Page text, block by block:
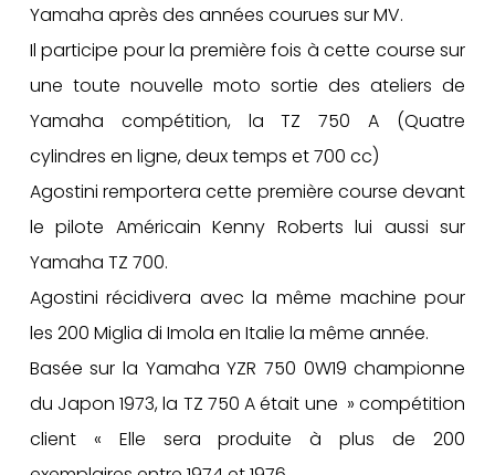
Yamaha après des années courues sur MV.
Il participe pour la première fois à cette course sur
une toute nouvelle moto sortie des ateliers de
Yamaha compétition, la TZ 750 A (Quatre
cylindres en ligne, deux temps et 700 cc)
Agostini remportera cette première course devant
le pilote Américain Kenny Roberts lui aussi sur
Yamaha TZ 700.
Agostini récidivera avec la même machine pour
les 200 Miglia di Imola en Italie la même année.
Basée sur la Yamaha YZR 750 0W19 championne
du Japon 1973, la TZ 750 A était une » compétition
client « Elle sera produite à plus de 200